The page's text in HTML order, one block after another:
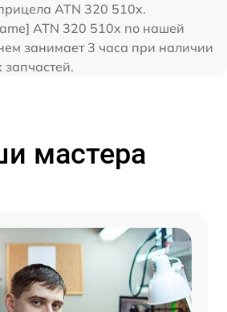
ATN 320 510x.
ATN 320 510x по нашей
занимает 3 часа при наличии
мастера